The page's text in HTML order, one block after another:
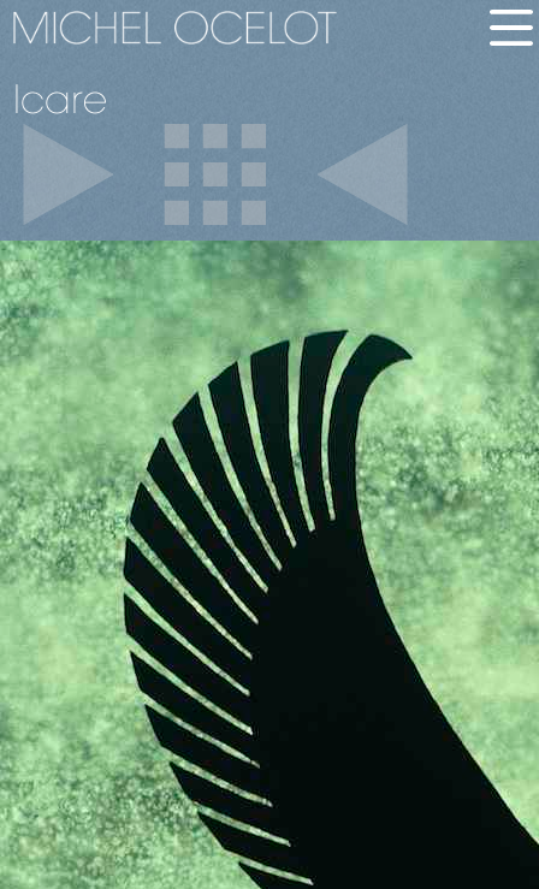
bio
longue
films
en bref
tous les films
palmarès
dvd-vàd
images
images de films
croquis
portraits
livres
expositions
presse
actualités
divers
contact
Icare